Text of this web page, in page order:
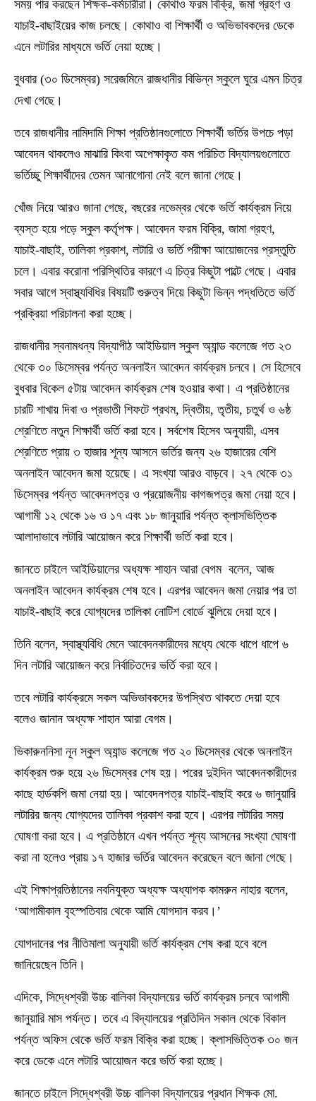
সময় পার করছেন শিক্ষক-কর্মচারীরা। কোথাও ফরম বিক্রি, জমা গ্রহণ ও
যাচাই-বাছাইয়ের কাজ চলছে। কোথাও বা শিক্ষার্থী ও অভিভাবকদের ডেকে
এনে লটারির মাধ্যমে ভর্তি নেয়া হচ্ছে।
বুধবার (৩০ ডিসেম্বর) সরেজমিনে রাজধানীর বিভিন্ন স্কুলে ঘুরে এমন চিত্র
দেখা গেছে।
তবে রাজধানীর নামিদামি শিক্ষা প্রতিষ্ঠানগুলোতে শিক্ষার্থী ভর্তির উপচে পড়া
আবেদন থাকলেও মাঝারি কিংবা অপেক্ষাকৃত কম পরিচিত বিদ্যালয়গুলোতে
ভর্তিচ্ছু শিক্ষার্থীদের তেমন আনাগোনা নেই বলে জানা গেছে।
খোঁজ নিয়ে আরও জানা গেছে, বছরের নভেম্বর থেকে ভর্তি কার্যক্রম নিয়ে
ব্যস্ত হয়ে পড়ে স্কুল কর্তৃপক্ষ। আবেদন ফরম বিক্রি, জামা গ্রহণ,
যাচাই-বাছাই, তালিকা প্রকাশ, লটারি ও ভর্তি পরীক্ষা আয়োজনের প্রস্তুতি
চলে। এবার করোনা পরিস্থিতির কারণে এ চিত্র কিছুটা পাল্টে গেছে। এবার
সবার আগে স্বাস্থ্যবিধির বিষয়টি গুরুত্ব দিয়ে কিছুটা ভিন্ন পদ্ধতিতে ভর্তি
প্রক্রিয়া পরিচালনা করা হচ্ছে।
রাজধানীর স্বনামধন্য বিদ্যাপীঠ আইডিয়াল স্কুল অ্যান্ড কলেজে গত ২৩
থেকে ৩০ ডিসেম্বর পর্যন্ত অনলাইন আবেদন কার্যক্রম চলবে। সে হিসেবে
বুধবার বিকেল ৫টায় আবেদন কার্যক্রম শেষ হওয়ার কথা। এ প্রতিষ্ঠানের
চারটি শাখায় দিবা ও প্রভাতী শিফটে প্রথম, দ্বিতীয়, তৃতীয়, চতুর্থ ও ৬ষ্ঠ
শ্রেণিতে নতুন শিক্ষার্থী ভর্তি করা হবে। সর্বশেষ হিসেব অনুযায়ী, এসব
শ্রেণিতে প্রায় ৩ হাজার শূন্য আসনে ভর্তির জন্য ২৬ হাজারের বেশি
অনলাইন আবেদন জমা হয়েছে। এ সংখ্যা আরও বাড়বে। ২৭ থেকে ৩১
ডিসেম্বর পর্যন্ত আবেদনপত্র ও প্রয়োজনীয় কাগজপত্র জমা নেয়া হবে।
আগামী ১২ থেকে ১৬ ও ১৭ এবং ১৮ জানুয়ারি পর্যন্ত ক্লাসভিত্তিক
আলাদাভাবে লটারি আয়োজন করে শিক্ষার্থী ভর্তি করা হবে।
জানতে চাইলে আইডিয়ালের অধ্যক্ষ শাহান আরা বেগম বলেন, আজ
অনলাইন আবেদন কার্যক্রম শেষ হবে। এরপর আবেদন জমা নেয়ার পর তা
যাচাই-বাছাই করে যোগ্যদের তালিকা নোটিশ বোর্ডে ঝুলিয়ে দেয়া হবে।
তিনি বলেন, স্বাস্থ্যবিধি মেনে আবেদনকারীদের মধ্যে থেকে ধাপে ধাপে ৬
দিন লটারি আয়োজন করে নির্বাচিতদের ভর্তি করা হবে।
তবে লটারি কার্যক্রমে সকল অভিভাবকদের উপস্থিত থাকতে দেয়া হবে
বলেও জানান অধ্যক্ষ শাহান আরা বেগম।
ভিকারুননিসা নূন স্কুল অ্যান্ড কলেজে গত ২০ ডিসেম্বর থেকে অনলাইন
কার্যক্রম শুরু হয়ে ২৬ ডিসেম্বর শেষ হয়। পরের দুইদিন আবেদনকারীদের
কাছে হার্ডকপি জমা নেয়া হয়। আবেদনপত্র যাচাই-বাছাই করে ৬ জানুয়ারি
লটারির জন্য যোগ্যদের তালিকা প্রকাশ করা হবে। এরপর লটারির সময়
ঘোষণা করা হবে। এ প্রতিষ্ঠানে এখন পর্যন্ত শূন্য আসনের সংখ্যা ঘোষণা
করা না হলেও প্রায় ১৭ হাজার ভর্তির আবেদন করেছেন বলে জানা গেছে।
এই শিক্ষাপ্রতিষ্ঠানের নবনিযুক্ত অধ্যক্ষ অধ্যাপক কামরুন নাহার বলেন,
‘আগামীকাল বৃহস্পতিবার থেকে আমি যোগদান করব।’
যোগদানের পর নীতিমালা অনুযায়ী ভর্তি কার্যক্রম শেষ করা হবে বলে
জানিয়েছেন তিনি।
এদিকে, সিদ্ধেশ্বরী উচ্চ বালিকা বিদ্যালয়ের ভর্তি কার্যক্রম চলবে আগামী
জানুয়ারি মাস পর্যন্ত। তবে এ বিদ্যালয়ের প্রতিদিন সকাল থেকে বিকাল
পর্যন্ত অফিস থেকে ভর্তি ফরম বিক্রি করা হচ্ছে। ক্লাসভিত্তিক ৩০ জন
করে ডেকে এনে লটারি আয়োজন করে ভর্তি করা হচ্ছে।
জানতে চাইলে সিদ্ধেশ্বরী উচ্চ বালিকা বিদ্যালয়ের প্রধান শিক্ষক মো.